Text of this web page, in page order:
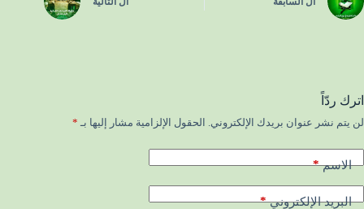
اترك ردّاً
لن يتم نشر عنوان بريدك الإلكتروني. الحقول الإلزامية مشار إليها بـ *
الاسم*
البريد الإلكتروني*